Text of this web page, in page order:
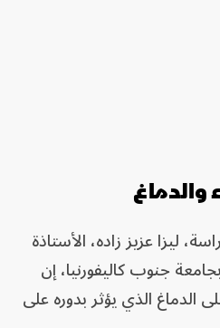
والدماغ
ليزا عزيز زاده، الأستاذة
جنوب كاليفورنيا، إن
الدماغ الذي يؤثر بدوره على